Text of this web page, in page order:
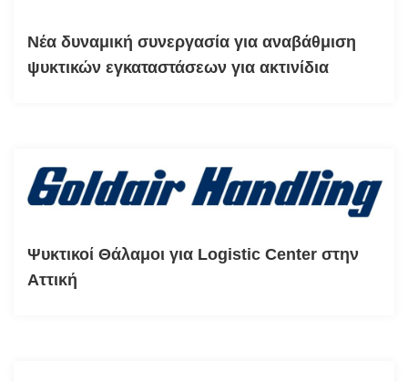
Νέα δυναμική συνεργασία για αναβάθμιση
ψυκτικών εγκαταστάσεων για ακτινίδια
Ψυκτικοί Θάλαμοι για Logistic Center στην
Αττική